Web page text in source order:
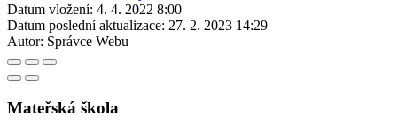
Datum vložení: 4. 4. 2022 8:00
Datum poslední aktualizace: 27. 2. 2023 14:29
Autor: Správce Webu
Mateřská škola